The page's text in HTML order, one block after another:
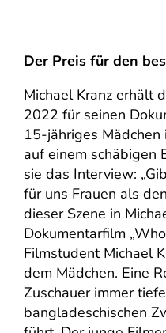
Der Preis für den
Michael Kranz erhält
2022 für seinen
15-jähriges Mädchen
auf einem schäbigen
sie das Interview:
für uns Frauen als
dieser Szene in
Dokumentarfilm
Filmstudent Michael
dem Mädchen. Eine
Zuschauer immer
bangladeschischen